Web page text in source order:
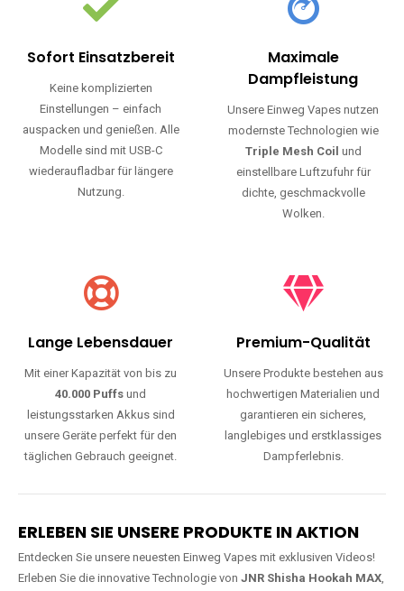
Sofort Einsatzbereit
Keine komplizierten
Einstellungen – einfach
auspacken und genießen. Alle
Modelle sind mit USB-C
wiederaufladbar für längere
Nutzung.
Maximale
Dampfleistung
Unsere Einweg Vapes nutzen
modernste Technologien wie
Triple Mesh Coil und
einstellbare Luftzufuhr für
dichte, geschmackvolle
Wolken.
Lange Lebensdauer
Mit einer Kapazität von bis zu
40.000 Puffs und
leistungsstarken Akkus sind
unsere Geräte perfekt für den
täglichen Gebrauch geeignet.
Premium-Qualität
Unsere Produkte bestehen aus
hochwertigen Materialien und
garantieren ein sicheres,
langlebiges und erstklassiges
Dampferlebnis.
ERLEBEN SIE UNSERE PRODUKTE IN AKTION
Entdecken Sie unsere neuesten Einweg Vapes mit exklusiven Videos!
Erleben Sie die innovative Technologie von JNR Shisha Hookah MAX,